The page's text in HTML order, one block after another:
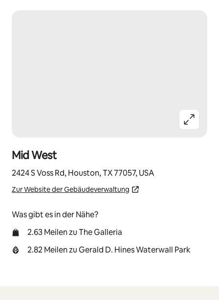
Mid West
2424 S Voss Rd, Houston, TX 77057, USA
Zur Website der Gebäudeverwaltung
Was gibt es in der Nähe?
2.63 Meilen zu The Galleria
2.82 Meilen zu Gerald D. Hines Waterwall Park